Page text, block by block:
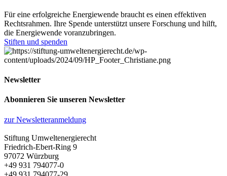
Für eine erfolgreiche Energiewende braucht es einen effektiven
Rechtsrahmen. Ihre Spende unterstützt unsere Forschung und hilft,
die Energiewende voranzubringen.
Stiften und spenden
Newsletter
Abonnieren Sie unseren Newsletter
zur Newsletteranmeldung
Stiftung Umweltenergierecht
Friedrich-Ebert-Ring 9
97072 Würzburg
+49 931 794077-0
+49 931 794077-29